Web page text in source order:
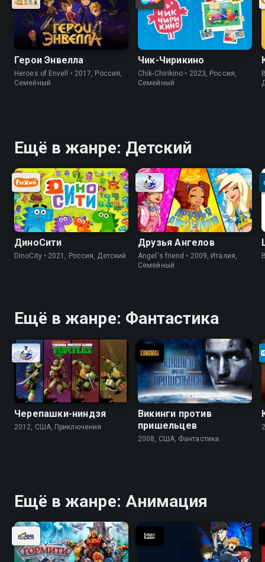
Герои Энвелла
Heroes of Envell • 2017, Россия,
Cемейный
Чик-Чирикино
Chik-Chirikino • 2023, Россия,
Cемейный
Ещё в жанре: Детский
ДиноСити
DinoCity • 2021, Россия, Детский
Друзья Ангелов
Angel's friend • 2009, Италия,
Cемейный
Ещё в жанре: Фантастика
Черепашки-ниндзя
2012, США, Приключения
Викинги против
пришельцев
2008, США, Фантастика
Ещё в жанре: Анимация